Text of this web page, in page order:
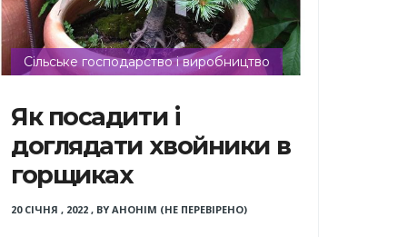
Сільське господарство і виробництво
Як посадити і
доглядати хвойники в
горщиках
20 СІЧНЯ , 2022, BY АНОНІМ (НЕ ПЕРЕВІРЕНО)